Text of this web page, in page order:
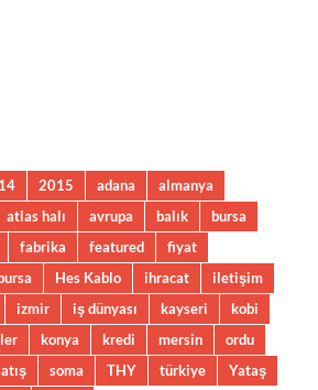
2015 adana
almanya
atlas halı avrupa balık
bursa
fabrika featured
fiyat
Hes Kablo ihracat
iletişim
izmir iş dünyası kayseri
kobi
konya kredi mersin
ordu
soma THY türkiye Yataş